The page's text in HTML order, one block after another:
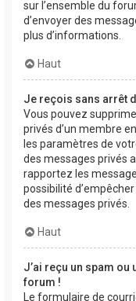
sur l’ensemble du
d’envoyer des
plus d’informations.
Haut
Je reçois sans arrêt
Vous pouvez
privés d’un membre
les paramètres de
des messages privés
rapportez les
possibilité
des messages privés.
Haut
J’ai reçu un spam
forum !
Le formulaire de